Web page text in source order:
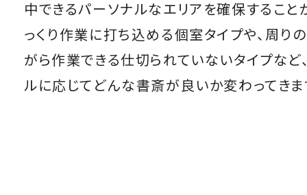
中できるパーソナルなエリアを確保すること
っくり作業に打ち込める個室タイプや、周り
がら作業できる仕切られていないタイプなど
ルに応じてどんな書斎が良いか変わってきま